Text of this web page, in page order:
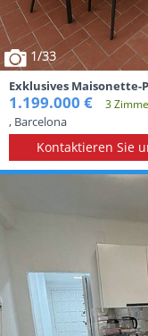
1/33
Exklusives
Dachterrasse in
1.199.000 € 3
, Barcelona
Kontaktieren Sie